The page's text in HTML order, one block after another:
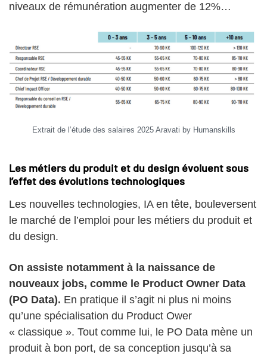
niveaux de rémunération augmenter de 12%…
Extrait de l’étude des salaires 2025 Aravati by Humanskills
Les métiers du produit et du design évoluent sous
l’effet des évolutions technologiques
Les nouvelles technologies, IA en tête, bouleversent
le marché de l’emploi pour les métiers du produit et
du design.
On assiste notamment à la naissance de
nouveaux jobs, comme le Product Owner Data
(PO Data). En pratique il s’agit ni plus ni moins
qu’une spécialisation du Product Ower
« classique ». Tout comme lui, le PO Data mène un
produit à bon port, de sa conception jusqu’à sa